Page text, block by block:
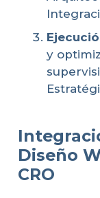
y
Diseño
CRO